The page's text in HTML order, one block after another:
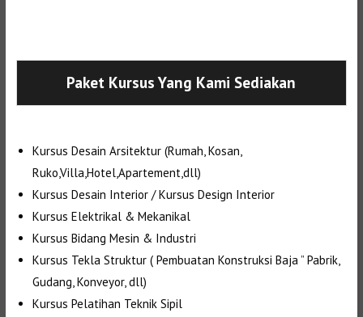
Paket Kursus Yang Kami Sediakan
Kursus Desain Arsitektur (Rumah, Kosan,
Ruko,Villa,Hotel,Apartement,dll)
Kursus Desain Interior / Kursus Design Interior
Kursus Elektrikal & Mekanikal
Kursus Bidang Mesin & Industri
Kursus Tekla Struktur ( Pembuatan Konstruksi Baja ” Pabrik,
Gudang, Konveyor, dll)
Kursus Pelatihan Teknik Sipil